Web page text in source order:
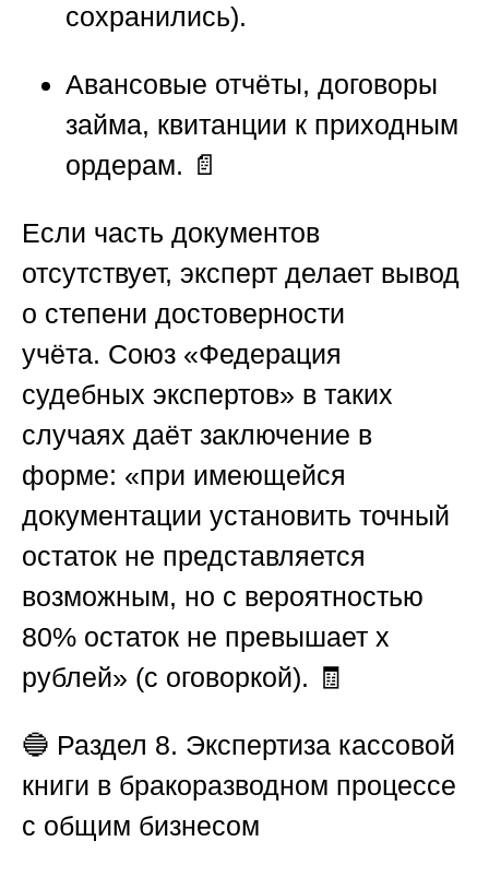
сохранились).
Авансовые отчёты, договоры
займа, квитанции к приходным
ордерам. 📄
Если часть документов
отсутствует, эксперт делает вывод
о степени достоверности
учёта. Союз «Федерация
судебных экспертов» в таких
случаях даёт заключение в
форме: «при имеющейся
документации установить точный
остаток не представляется
возможным, но с вероятностью
80% остаток не превышает х
рублей» (с оговоркой). 🧾
🔵 Раздел 8. Экспертиза кассовой
книги в бракоразводном процессе
с общим бизнесом